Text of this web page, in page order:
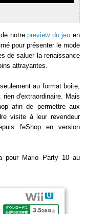
de notrepreview du jeu en
pour présenter le mode
de saluer la renaissance
attrayantes.
au format boite,
d'extraordinaire. Mais
afin de permettre aux
visite à leur revendeur
l'eShop en version
pour Mario Party 10 au